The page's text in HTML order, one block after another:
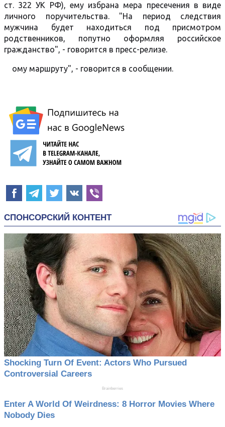
ст. 322 УК РФ), ему избрана мера пресечения в виде
личного поручительства. "На период следствия
мужчина будет находиться под присмотром
родственников, попутно оформляя российское
гражданство", - говорится в пресс-релизе.
ому маршруту", - говорится в сообщении.